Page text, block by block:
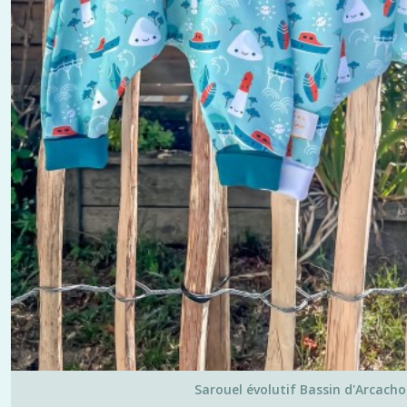
Sarouel évolutif Bassin